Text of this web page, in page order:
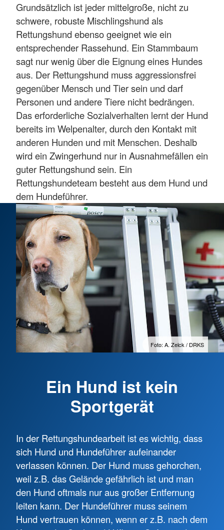
Grundsätzlich ist jeder mittelgroße, nicht zu
schwere, robuste Mischlingshund als
Rettungshund ebenso geeignet wie ein
entsprechender Rassehund. Ein Stammbaum
sagt nur wenig über die Eignung eines Hundes
aus. Der Rettungshund muss aggressionsfrei
gegenüber Mensch und Tier sein und darf
Personen und andere Tiere nicht bedrängen.
Das erforderliche Sozialverhalten lernt der Hund
bereits im Welpenalter, durch den Kontakt mit
anderen Hunden und mit Menschen. Deshalb
wird ein Zwingerhund nur in Ausnahmefällen ein
guter Rettungshund sein. Ein
Rettungshundeteam besteht aus dem Hund und
dem Hundeführer.
Foto: A. Zelck / DRKS
Ein Hund ist kein
Sportgerät
In der Rettungshundearbeit ist es wichtig, dass
sich Hund und Hundeführer aufeinander
verlassen können. Der Hund muss gehorchen,
weil z.B. das Gelände gefährlich ist und man
den Hund oftmals nur aus großer Entfernung
leiten kann. Der Hundeführer muss seinem
Hund vertrauen können, wenn er z.B. nach dem